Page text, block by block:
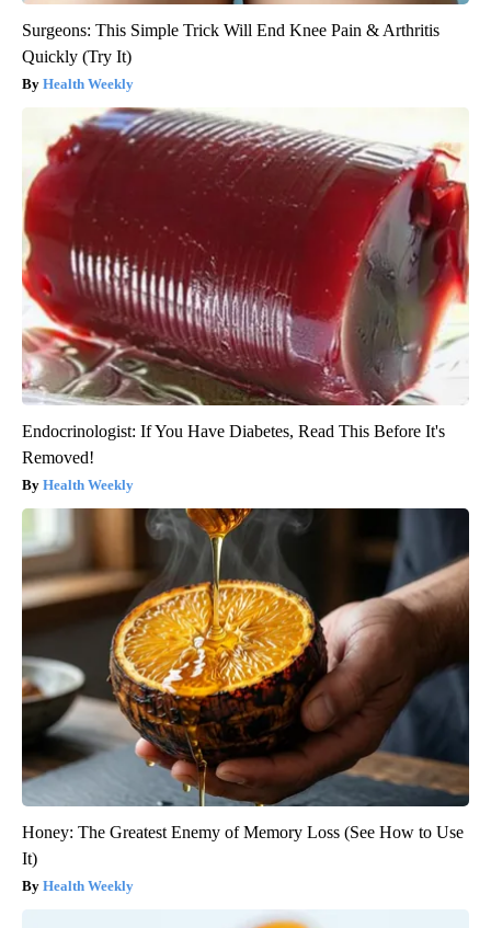
Surgeons: This Simple Trick Will End Knee Pain & Arthritis
Quickly (Try It)
Health Weekly
Endocrinologist: If You Have Diabetes, Read This Before It's
Removed!
Health Weekly
Honey: The Greatest Enemy of Memory Loss (See How to Use
It)
Health Weekly